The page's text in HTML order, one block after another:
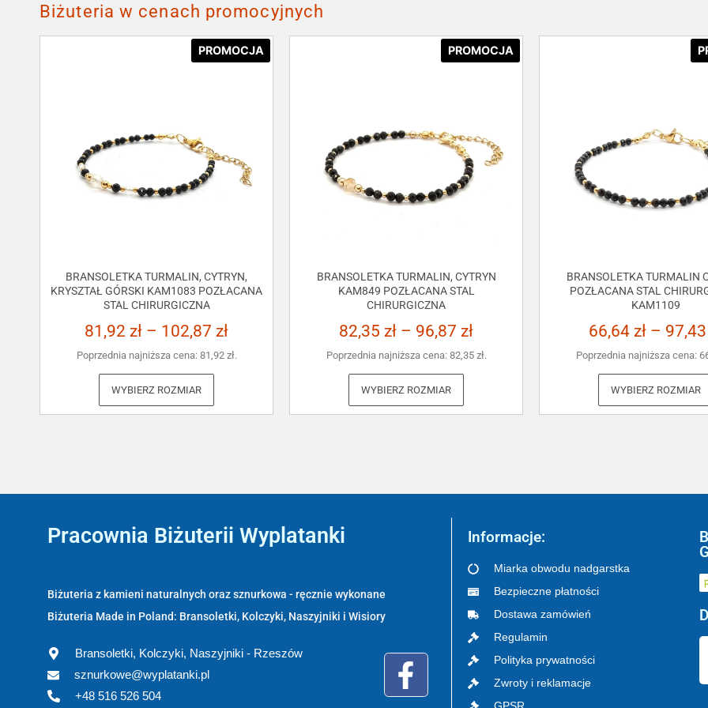
Biżuteria w cenach promocyjnych
PROMOCJA
BRANSOLETKA TURMALIN, CYTRYN,
KRYSZTAŁ GÓRSKI KAM1083 POZŁACANA
STAL CHIRURGICZNA
81,92 zł – 102,87 zł
Poprzednia najniższa cena: 81,92 zł.
WYBIERZ ROZMIAR
PROMOCJA
BRANSOLETKA TURMALIN, CYTRYN
KAM849 POZŁACANA STAL
CHIRURGICZNA
82,35 zł – 96,87 zł
Poprzednia najniższa cena: 82,35 zł.
WYBIERZ ROZMIAR
BRANSOLETKA TURMALIN
POZŁACANA STAL
KAM1109
66,64 zł –
Poprzednia najniższa cena:
WYBIERZ ROZMIAR
Pracownia Biżuterii Wyplatanki
Biżuteria z kamieni naturalnych oraz sznurkowa - ręcznie wykonane
Biżuteria Made in Poland: Bransoletki, Kolczyki, Naszyjniki i Wisiory
Bransoletki, Kolczyki, Naszyjniki - Rzeszów
sznurkowe@wyplatanki.pl
+48 516 526 504
Informacje:
Miarka obwodu nadgarstka
Bezpieczne płatności
Dostawa zamówień
Regulamin
Polityka prywatności
Zwroty i reklamacje